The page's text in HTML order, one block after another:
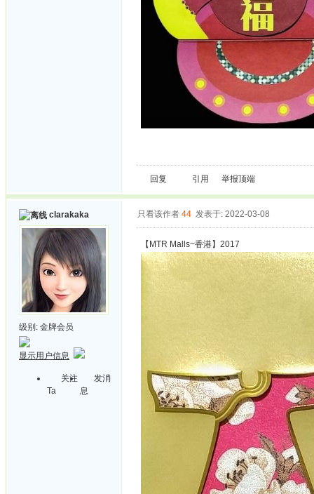
回复 引用 举报顶端
clarakaka
级别: 金牌会员
显示用户信息
关注
Ta
发消
息
只看该作者 44 发表于: 2022-03-08
【MTR Malls~香港】2017